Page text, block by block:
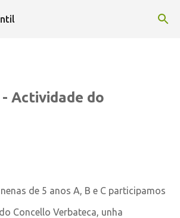
al contenido principal
Actividade do
de 5 anos A, B e C participamos
Concello Verbateca, unha